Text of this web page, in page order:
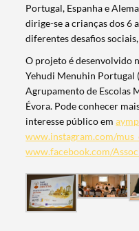
Portugal, Espanha e
dirige-se a crianças dos 6
diferentes desafios
O projeto é desenvolvido
Yehudi Menuhin Portugal
Agrupamento de Escolas
Évora. Pode conhecer
interesse público em
www.instagram.com/
www.facebook.com/